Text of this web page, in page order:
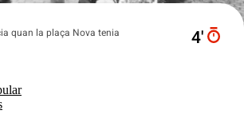
quan la plaça Nova tenia
4′